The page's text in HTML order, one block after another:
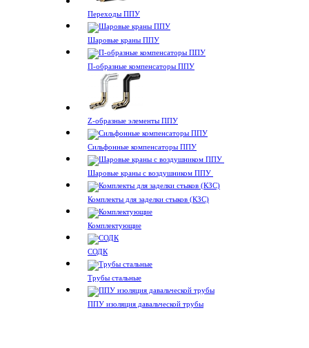
Переходы ППУ
Шаровые краны ППУ
П-образные компенсаторы ППУ
Z-образные элементы ППУ
Сильфонные компенсаторы ППУ
Шаровые краны с воздушником ППУ
Комплекты для заделки стыков (КЗС)
Комплектующие
СОДК
Трубы стальные
ППУ изоляция давальческой трубы